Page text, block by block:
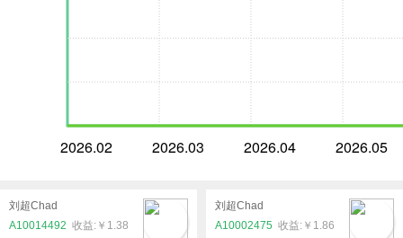
2026.02 2026.03 2026.04 2026.05
刘超Chad
A10014492
￥1.38
刘超Chad
A10002475
￥1.86